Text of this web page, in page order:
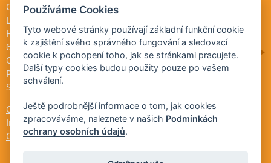
Citrus shop zahradnictví
Legionářů 2
Hodonín
695 01
Otevřeno:
Po-Pá 9-17
So 9-11:30
Ochrana osobních údajů
Informace ÚKZÚZ
Cookies
Používáme Cookies
Tyto webové stránky používají základní funkční cookie
k zajištění svého správného fungování a sledovací
cookie k pochopení toho, jak se stránkami pracujete.
Další typy cookies budou použity pouze po vašem
schválení.
Ještě podrobnější informace o tom, jak cookies
zpracováváme, naleznete v našich Podmínkách
ochrany osobních údajů.